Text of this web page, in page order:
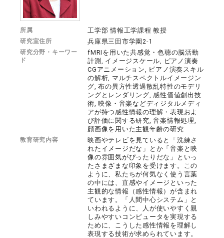
所属 工学部 情報工学課程 教授
研究室住所 兵庫県三田市学園2-1
研究分野・キーワー
ド
fMRIを用いた共感覚・色聴の脳活動
計測, イメージスケール, ピアノ演奏
CGアニメーション, ピアノ演奏スキル
の解析, マルチスペクトルイメージン
グ, 布の異方性透過散乱特性のモデリ
ングとレンダリング, 感性価値創出技
術, 映像・音楽などディジタルメディ
アが持つ感性情報の理解・表現およ
び評価に関する研究, 音楽情報処理,
顔画像を用いた主観年齢の研究
教育研究内容
映画やテレビを見ていると「洗練さ
れたイメージだな」とか「音楽と映
像の雰囲気がぴったりだな」といっ
たさまざまな印象を受けます。この
ように、私たちが何気なく使う言葉
の中には、直感やイメージといった
主観的な情報（感性情報）が含まれ
ています。「人間中心システム」と
いわれるように、人が使いやすく親
しみやすいコンピュータを実現する
ために、こうした感性情報を理解し
表現する技術が求められています。